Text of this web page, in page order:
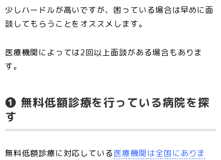
少しハードルが高いですが、困っている場合は早めに面
談してもらうことをオススメします。
医療機関によっては2回以上面談がある場合もありま
す。
❶ 無料低額診療を行っている病院を探
す
無料低額診療に対応している医療機関は全国にありま